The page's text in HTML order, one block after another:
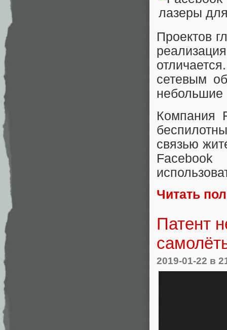
Проектов
сетевым
небольшие
Компания
связью
Facebook
Читать
Патент
2019-01-22 в